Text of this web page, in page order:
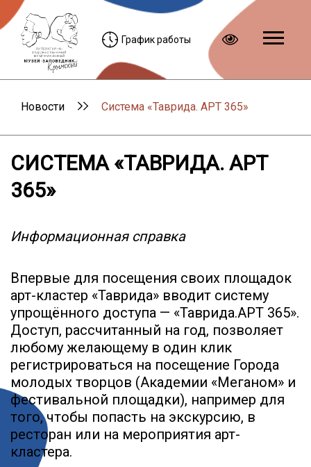
График работы
Новости Система «Таврида. АРТ 365»
СИСТЕМА «ТАВРИДА. АРТ
365»
Информационная справка
Впервые для посещения своих площадок
арт-кластер «Таврида» вводит систему
упрощённого доступа — «Таврида.АРТ 365».
Доступ, рассчитанный на год, позволяет
любому желающему в один клик
регистрироваться на посещение Города
молодых творцов (Академии «Меганом» и
фестивальной площадки), например для
того, чтобы попасть на экскурсию, в
ресторан или на мероприятия арт-
кластера.